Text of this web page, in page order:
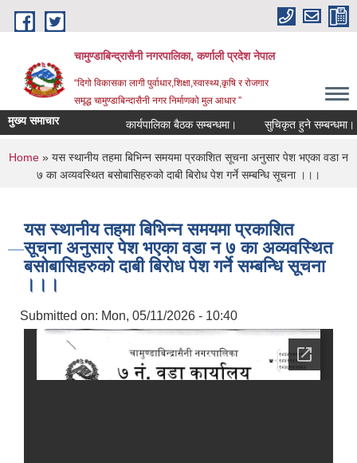
Skip to main content
चामुण्डाबिन्द्रासैनी नगरपालिका, कर्णाली प्रदेश नेपाल
“दिगो विकासका लागी पुर्वाधार,शिक्षा,स्वास्थ्य,कृषि र रोजगार
समृद्ध चामुण्डाबिन्दासैनी नगर निर्माणको मुल आधार ”
मुख्य समाचार कार्यपालिका बैठक सम्बन्धमा। सुचिकृत हुने सम्बन्धमा।
You are here
Home » यस स्थानीय तहमा बिभिन्न समयमा प्रकाशित सूचना अनुसार पेश भएका वडा न
७ का अव्यवस्थित बसोबासिहरुको दाबी बिरोध पेश गर्ने सम्बन्धि सूचना ।।।
यस स्थानीय तहमा बिभिन्न समयमा प्रकाशित
सूचना अनुसार पेश भएका वडा न ७ का अव्यवस्थित
बसोबासिहरुको दाबी बिरोध पेश गर्ने सम्बन्धि सूचना
।।।
Submitted on: Mon, 05/11/2026 - 10:40